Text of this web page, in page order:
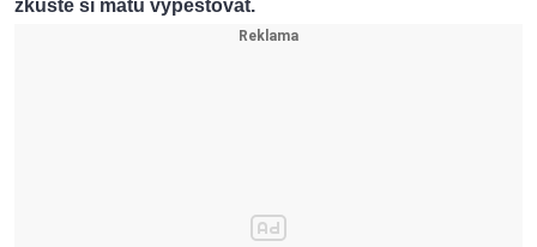
zkuste si mátu vypěstovat.